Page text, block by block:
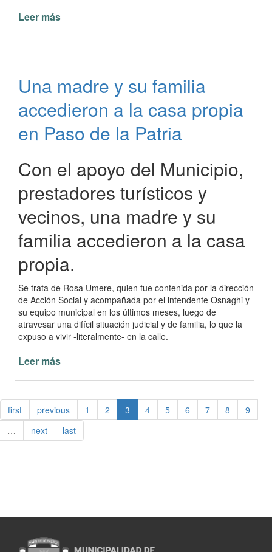
Leer más
de
Censos
y
Estadísticas
en
de
la
Patria
Una madre y su familia
accedieron a la casa propia
en Paso de la Patria
Con el apoyo del Municipio,
prestadores turísticos y
vecinos, una madre y su
familia accedieron a la casa
propia.
Se trata de Rosa Umere, quien fue contenida por la dirección
de Acción Social y acompañada por el intendente Osnaghi y
su equipo municipal en los últimos meses, luego de
atravesar una difícil situación judicial y de familia, lo que la
expuso a vivir -literalmente- en la calle.
Leer más
y
su
familia
accedieron
Paso
la
first previous 1 2 3 4 5 6 7 8
9
…
next last